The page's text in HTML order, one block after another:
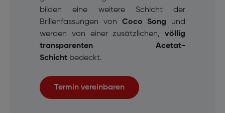
bilden eine weitere Schicht der
Brillenfassungen von Coco Song und
werden von einer zusätzlichen,völlig
transparenten Acetat-
Schicht bedeckt.
Termin vereinbaren